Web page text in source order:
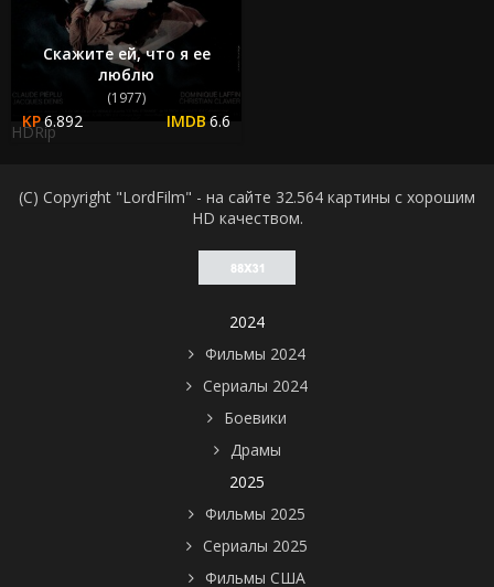
Скажите ей, что я ее
люблю
(1977)
6.892 6.6
HDRip
(C) Copyright "LordFilm" - на сайте 32.564 картины с хорошим
HD качеством.
2024
Фильмы 2024
Сериалы 2024
Боевики
Драмы
2025
Фильмы 2025
Сериалы 2025
Фильмы США